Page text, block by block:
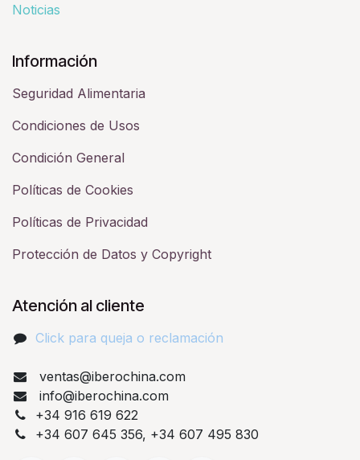
Noticias
Información
Seguridad Alimentaria
Condiciones de Usos
Condición General
Políticas de Cookies
Políticas de Privacidad
Protección de Datos y Copyright
Atención al cliente
Click para queja o reclamación​
ventas@iberochina.com
info@iberochina.com
+34 916 619 622
+34 607 645 356, +34 607 495 830